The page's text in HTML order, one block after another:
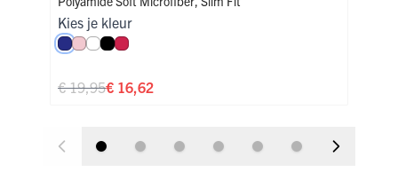
Kies je kleur
Royal Blue
Roze
WitZwartRood
€ 16,62
€ 19,95